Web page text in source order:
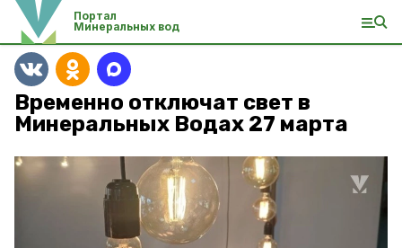
Портал
Минеральных вод
Временно отключат свет в
Минеральных Водах 27 марта